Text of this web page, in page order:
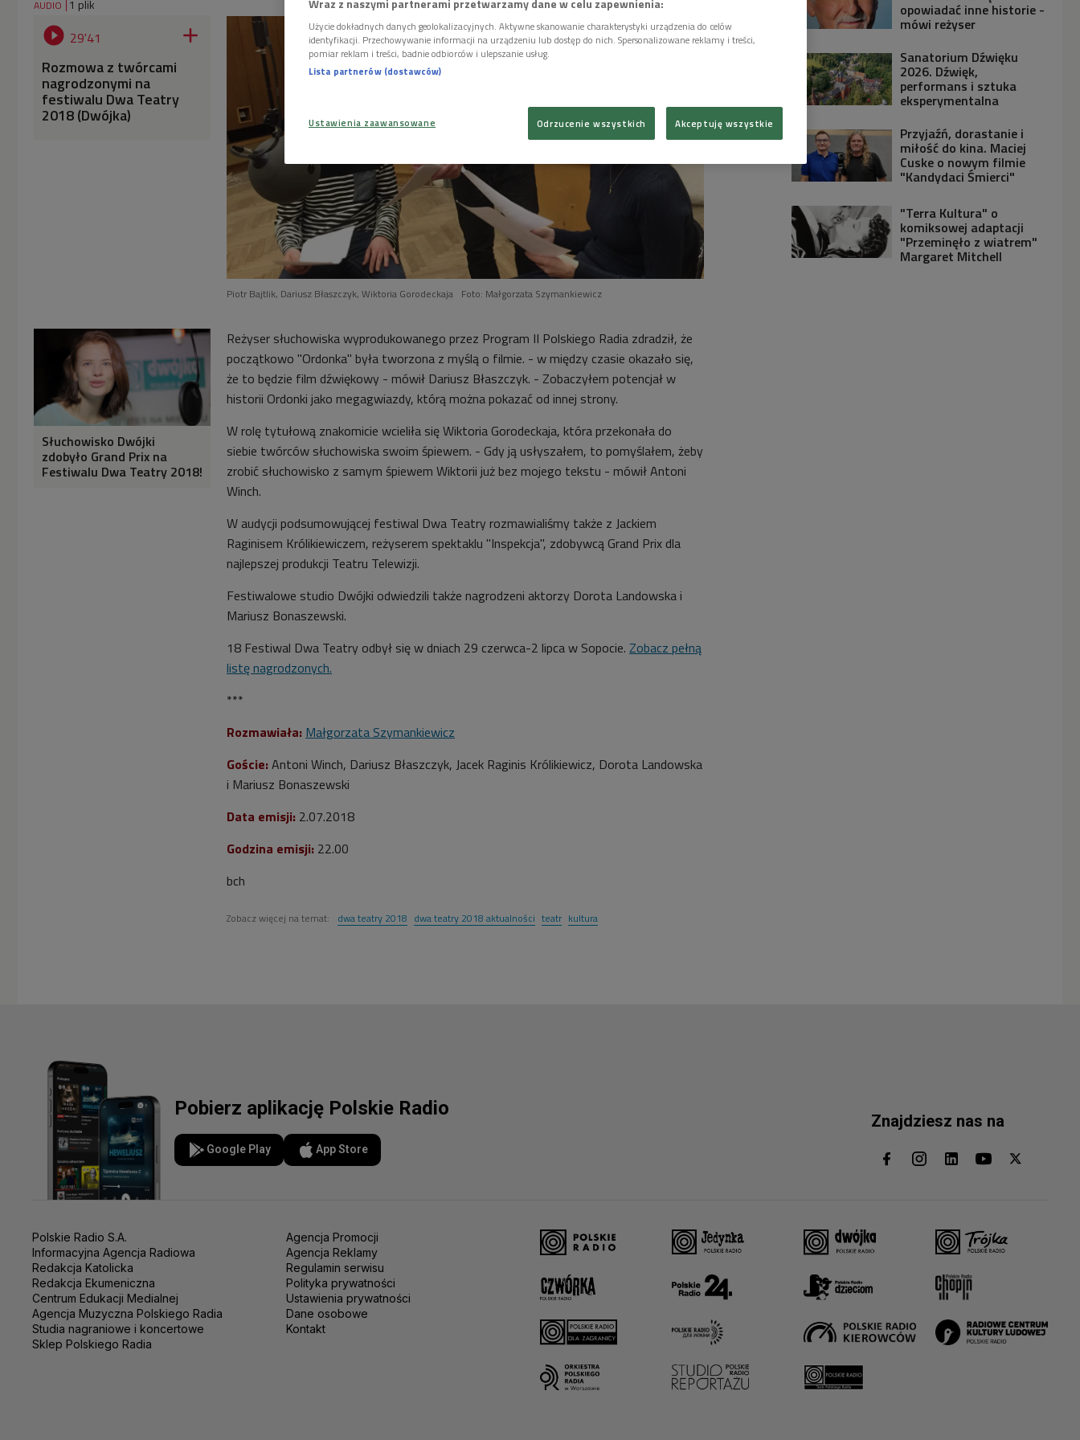
AUDIO 1 plik
 29'41 
Rozmowa z twórcami
nagrodzonymi na
festiwalu Dwa Teatry
2018 (Dwójka)
Piotr Bajtlik, Dariusz Błaszczyk, Wiktoria Gorodeckaja Foto: Małgorzata Szymankiewicz
Słuchowisko Dwójki
zdobyło Grand Prix na
Festiwalu Dwa Teatry 2018!
Reżyser słuchowiska wyprodukowanego przez Program II Polskiego Radia zdradził, że
początkowo "Ordonka" była tworzona z myślą o filmie. - w między czasie okazało się,
że to będzie film dźwiękowy - mówił Dariusz Błaszczyk. - Zobaczyłem potencjał w
historii Ordonki jako megagwiazdy, którą można pokazać od innej strony.
W rolę tytułową znakomicie wcieliła się Wiktoria Gorodeckaja, która przekonała do
siebie twórców słuchowiska swoim śpiewem. - Gdy ją usłyszałem, to pomyślałem, żeby
zrobić słuchowisko z samym śpiewem Wiktorii już bez mojego tekstu - mówiłAntoni
Winch.
W audycji podsumowującej festiwal Dwa Teatry rozmawialiśmy także z Jackiem
Raginisem Królikiewiczem, reżyserem spektaklu "Inspekcja", zdobywcą Grand Prix dla
najlepszej produkcji Teatru Telewizji.
Festiwalowe studio Dwójki odwiedzili także nagrodzeni aktorzy Dorota Landowska i
Mariusz Bonaszewski.
18 Festiwal Dwa Teatry odbył się w dniach 29 czerwca-2 lipca w Sopocie. Zobacz pełną
listę nagrodzonych.
***
Rozmawiała: Małgorzata Szymankiewicz
Goście: Antoni Winch, Dariusz Błaszczyk, Jacek Raginis Królikiewicz, Dorota Landowska
i Mariusz Bonaszewski
Data emisji: 2.07.2018
Godzina emisji: 22.00
bch
Zobacz więcej na temat: dwa teatry 2018 dwa teatry 2018 aktualności teatr kultura
opowiadać inne historie -
mówi reżyser
Sanatorium Dźwięku
2026. Dźwięk,
performans i sztuka
eksperymentalna
Przyjaźń, dorastanie i
miłość do kina. Maciej
Cuske o nowym filmie
"Kandydaci Śmierci"
"Terra Kultura" o
komiksowej adaptacji
"Przeminęło z wiatrem"
Margaret Mitchell
Pobierz aplikację Polskie Radio
Google Play App Store
Znajdziesz nas na
Polskie Radio S.A.
Informacyjna Agencja Radiowa
Redakcja Katolicka
Redakcja Ekumeniczna
Centrum Edukacji Medialnej
Agencja Muzyczna Polskiego Radia
Studia nagraniowe i koncertowe
Sklep Polskiego Radia
Agencja Promocji
Agencja Reklamy
Regulamin serwisu
Polityka prywatności
Ustawienia prywatności
Dane osobowe
Kontakt
Użycie dokładnych danych geolokalizacyjnych. Aktywne skanowanie charakterystyki urządzenia do celów
identyfikacji. Przechowywanie informacji na urządzeniu lub dostęp do nich. Spersonalizowane reklamy i treści,
pomiar reklam i treści, badnie odbiorców i ulepszanie usług.
Lista partnerów (dostawców)
Ustawienia zaawansowane Odrzucenie wszystkich Akceptuję wszystkie